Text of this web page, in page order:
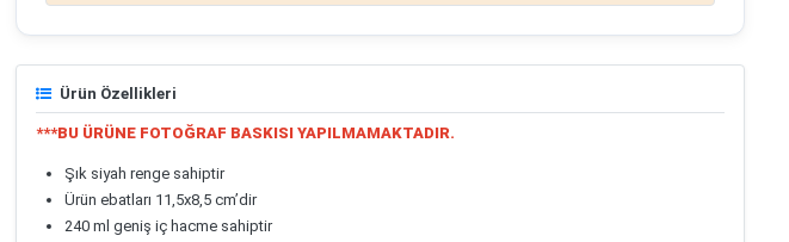
Ürün Özellikleri
***BU ÜRÜNE FOTOĞRAF BASKISI YAPILMAMAKTADIR.
Şık siyah renge sahiptir
Ürün ebatları 11,5x8,5 cm’dir
240 ml geniş iç hacme sahiptir